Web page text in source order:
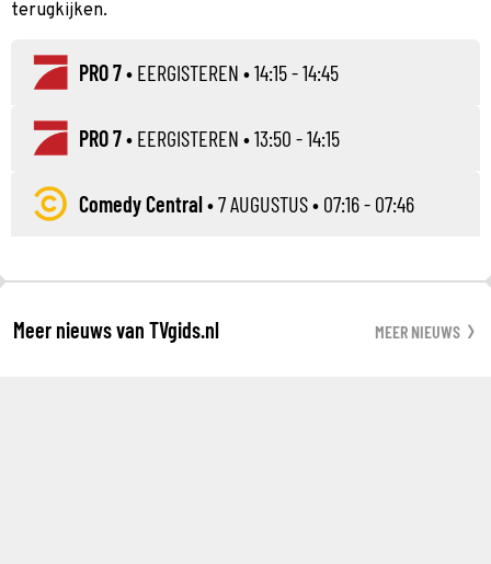
terugkijken.
PRO 7• EERGISTEREN • 14:15 - 14:45
PRO 7• EERGISTEREN • 13:50 - 14:15
Comedy Central•7 AUGUSTUS• 07:16 - 07:46
Meer nieuws van TVgids.nl MEER NIEUWS